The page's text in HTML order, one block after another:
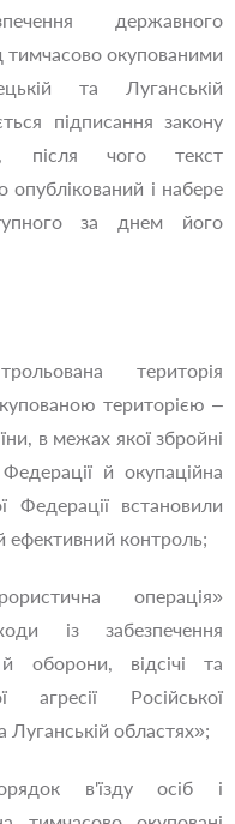
державного
тимчасово окупованими
та Луганській
підписання закону
після чого текст
опублікований і набере
за днем ​​його
територія
територією –
в межах якої збройні
й окупаційна
Федерації встановили
ефективний контроль;
операція»
із забезпечення
оборони, відсічі та
агресії Російської
Луганській областях»;
в'їзду осіб і